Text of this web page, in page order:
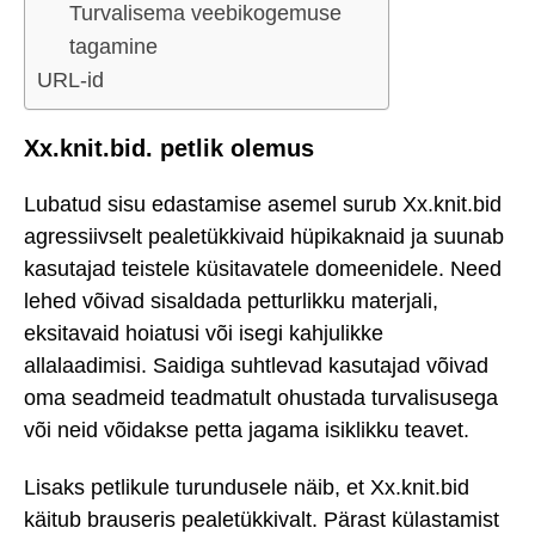
Turvalisema veebikogemuse
tagamine
URL-id
Xx.knit.bid. petlik olemus
Lubatud sisu edastamise asemel surub Xx.knit.bid
agressiivselt pealetükkivaid hüpikaknaid ja suunab
kasutajad teistele küsitavatele domeenidele. Need
lehed võivad sisaldada petturlikku materjali,
eksitavaid hoiatusi või isegi kahjulikke
allalaadimisi. Saidiga suhtlevad kasutajad võivad
oma seadmeid teadmatult ohustada turvalisusega
või neid võidakse petta jagama isiklikku teavet.
Lisaks petlikule turundusele näib, et Xx.knit.bid
käitub brauseris pealetükkivalt. Pärast külastamist